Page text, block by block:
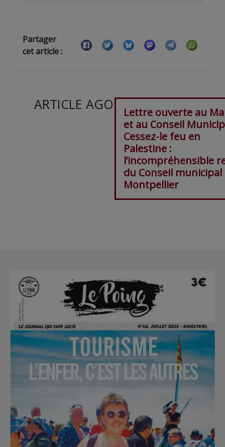
Partager
cet article :
ARTICLE AGORA SUIVANT :
Lettre ouverte au
et au Conseil
Cessez-le feu en
Palestine :
l’incompréhensible
du Conseil municipal
Montpellier